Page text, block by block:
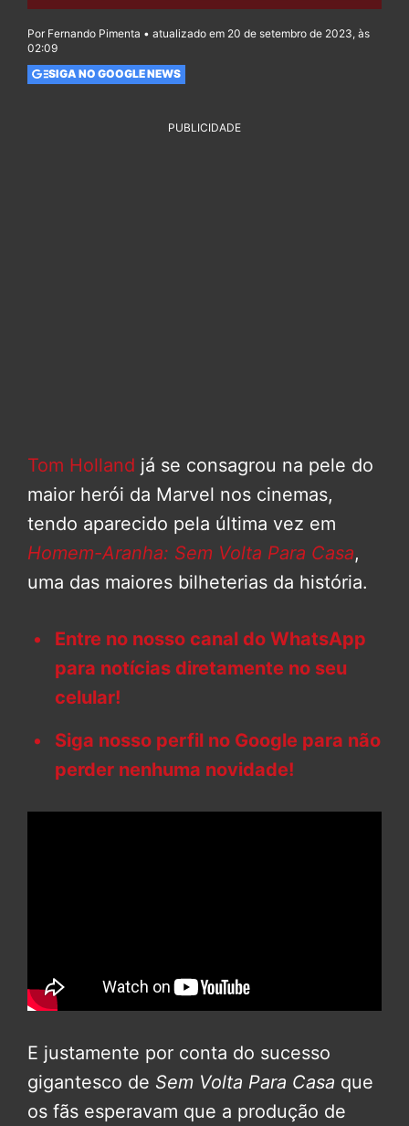
Por Fernando Pimenta • atualizado em 20 de setembro de 2023, às
02:09
SIGA NO GOOGLE NEWS
PUBLICIDADE
Tom Holland já se consagrou na pele do
maior herói da Marvel nos cinemas,
tendo aparecido pela última vez em
Homem-Aranha: Sem Volta Para Casa,
uma das maiores bilheterias da história.
Entre no nosso canal do WhatsApp
para notícias diretamente no seu
celular!
Siga nosso perfil no Google para não
perder nenhuma novidade!
E justamente por conta do sucesso
gigantesco de Sem Volta Para Casa que
os fãs esperavam que a produção de